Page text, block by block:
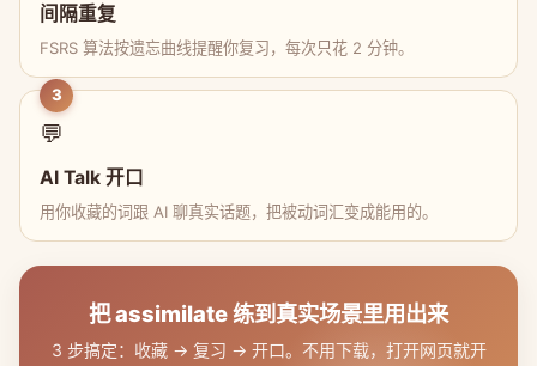
间隔重复
FSRS 算法按遗忘曲线提醒你复习，每次只花 2 分钟。
3
💬
AI Talk 开口
用你收藏的词跟 AI 聊真实话题，把被动词汇变成能用的。
把 assimilate 练到真实场景里用出来
3 步搞定：收藏 → 复习 → 开口。不用下载，打开网页就开